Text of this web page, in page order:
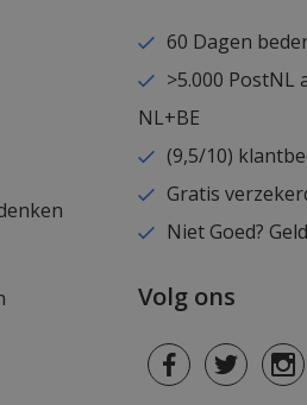
60 Dagen
>5.000 PostNL
NL+BE
(9,5/10)
Gratis
Niet Goed?
Volg ons